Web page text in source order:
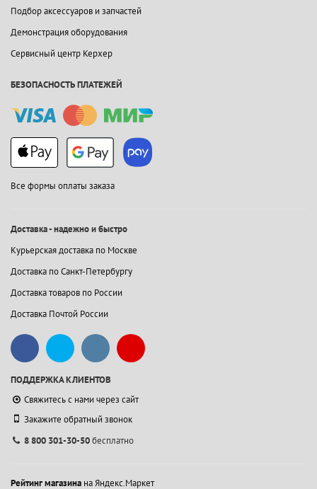
Подбор аксессуаров и запчастей
Демонстрация оборудования
Сервисный центр Керхер
БЕЗОПАСНОСТЬ ПЛАТЕЖЕЙ
Все формы оплаты заказа
Доставка - надежно и быстро
Курьерская доставка по Москве
Доставка по Санкт-Петербургу
Доставка товаров по России
Доставка Почтой России
ПОДДЕРЖКА КЛИЕНТОВ
Свяжитесь с нами через сайт
Закажите обратный звонок
8 800 301-30-50бесплатно
Рейтинг магазина на Яндекс.Маркет